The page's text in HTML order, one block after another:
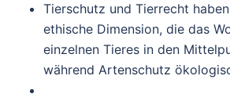
Tierschutz und Tierrecht
ethische Dimension, die das
einzelnen Tieres in den
während Artenschutz